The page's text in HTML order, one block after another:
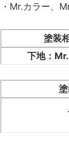
・Mr.カラー、
塗装
下地：